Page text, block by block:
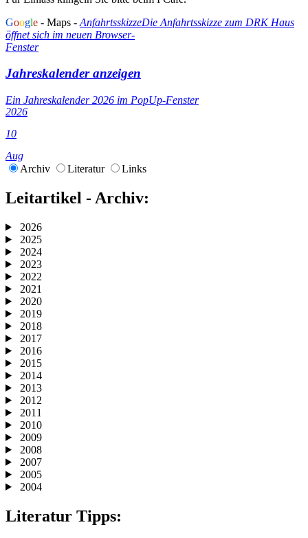
Google - Maps - AnfahrtsskizzeDie Anfahrtsskizze zum DRK Haus
öffnet sich im neuen Browser-
Fenster
Jahreskalender anzeigen
Ein Jahreskalender 2026 im PopUp-Fenster
2026
10
Aug
Archiv
Literatur Links
Leitartikel - Archiv:
2026
2025
2024
2023
2022
2021
2020
2019
2018
2017
2016
2015
2014
2013
2012
2011
2010
2009
2008
2007
2005
2004
Literatur Tipps: